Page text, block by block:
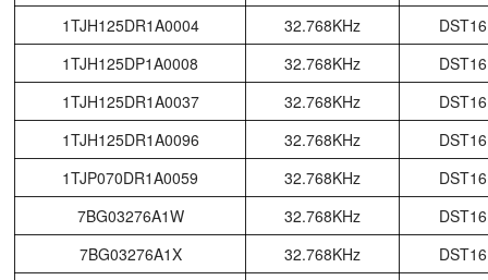
1TJH125DR1A0004
32.768KHz
1TJH125DP1A0008
32.768KHz
1TJH125DR1A0037
32.768KHz
1TJH125DR1A0096
32.768KHz
1TJP070DR1A0059
32.768KHz
7BG03276A1W
32.768KHz
7BG03276A1X
32.768KHz